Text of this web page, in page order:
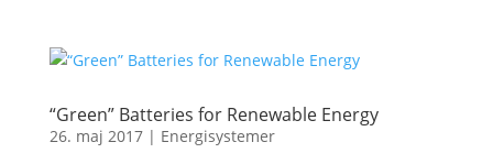
“Green” Batteries for Renewable Energy
26. maj 2017| Energisystemer